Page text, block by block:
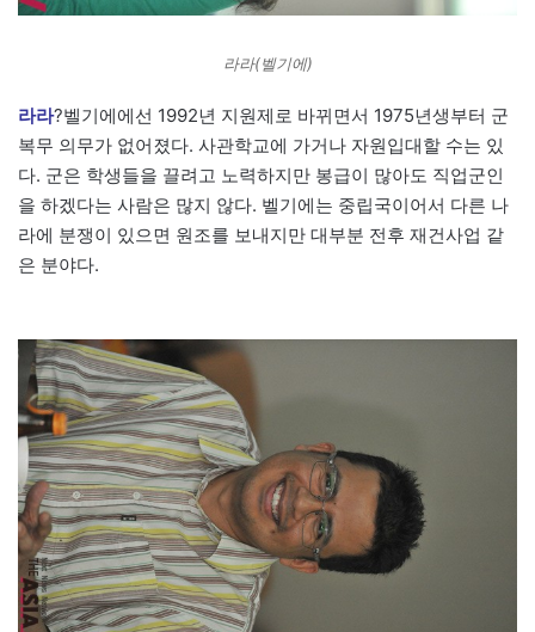
라라(벨기에)
라라?벨기에에선 1992년 지원제로 바뀌면서 1975년생부터 군
복무 의무가 없어졌다. 사관학교에 가거나 자원입대할 수는 있
다. 군은 학생들을 끌려고 노력하지만 봉급이 많아도 직업군인
을 하겠다는 사람은 많지 않다. 벨기에는 중립국이어서 다른 나
라에 분쟁이 있으면 원조를 보내지만 대부분 전후 재건사업 같
은 분야다.